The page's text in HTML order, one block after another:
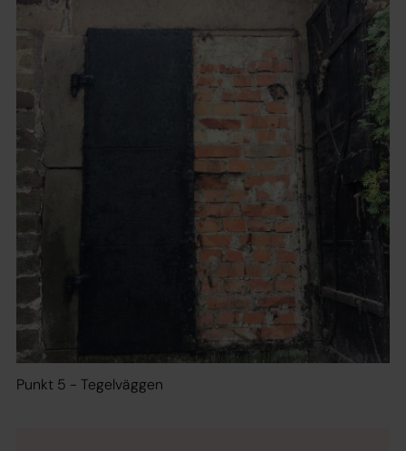
Punkt 5 - Tegelväggen